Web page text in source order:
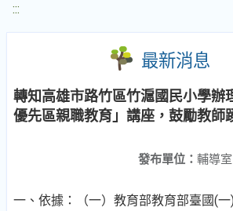
:::
最新消息
轉知高雄市路竹區竹滬國民小學辦
優先區親職教育」講座，鼓勵教師
發布單位： 輔導室
一、依據：（一）教育部教育部臺國(